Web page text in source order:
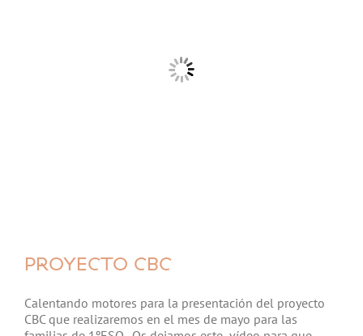
PROYECTO CBC
Calentando motores para la presentación del proyecto
CBC que realizaremos en el mes de mayo para las